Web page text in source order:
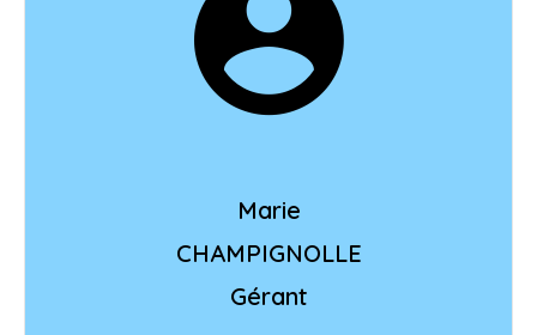
Marie
CHAMPIGNOLLE
Gérant